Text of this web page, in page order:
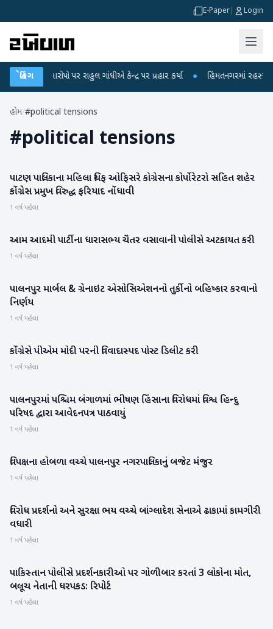
E-Paper Login
બ્રેકિંગ
લીકના આરોપો પર રાહુલ ગાંધીએ કેન્દ્ર પર પ્રહાર કર્યા ● હિંમતનગરમાં રહસ્યમય
હોમ/#political tensions
#political tensions
પાટણ
પાટણ પાલિકાના મહિલા ચિફ ઓફિસરે કોગ્રેસના કોર્પોરેટરો સહિત શહેર
કોંગ્રેસ પ્રમુખ વિરુદ્ધ ફરિયાદ નોંધાવી
1 વર્ષ પહેલા
ગુજરાત
આમ આદમી પાર્ટીના ધારાસભ્ય ચૈતર વસાવાની પોલીસે અટકાયત કરી
1 વર્ષ પહેલા
બનાસકાંઠા
પાલનપુર માર્બલ & ગ્રેનાઇટ એસોસિએશનનો તુર્કીનો બહિષ્કાર કરવાનો
નિર્ણય
1 વર્ષ પહેલા
રાજકારણ
કોંગ્રેસે પીએમ મોદી પરની વિવાદાસ્પદ પોસ્ટ ડિલીટ કરી
1 વર્ષ પહેલા
બનાસકાંઠા
પાલનપુરમાં પશ્ચિમ બંગાળમાં ભીષણ હિંસાના વિરોધમાં વિશ્વ હિન્દુ
પરિષદ દ્વારા આવેદનપત્ર પાઠવાયું
1 વર્ષ પહેલા
બનાસકાંઠા
વિપક્ષના હોબળા વચ્ચે પાલનપુર નગરપાલિકાનું બજેટ મંજુર
1 વર્ષ પહેલા
આંતરરાષ્ટ્રીય
વિરોધ પ્રદર્શનો અને સુરક્ષા ભય વચ્ચે બાંગ્લાદેશ સેનાએ ઢાકામાં કામગીરી
વધારી
1 વર્ષ પહેલા
આંતરરાષ્ટ્રીય
પાકિસ્તાન પોલીસે પ્રદર્શનકારીઓ પર ગોળીબાર કરતાં 3 લોકોના મોત,
બલૂચ નેતાની ધરપકડ: રિપોર્ટ
1 વર્ષ પહેલા